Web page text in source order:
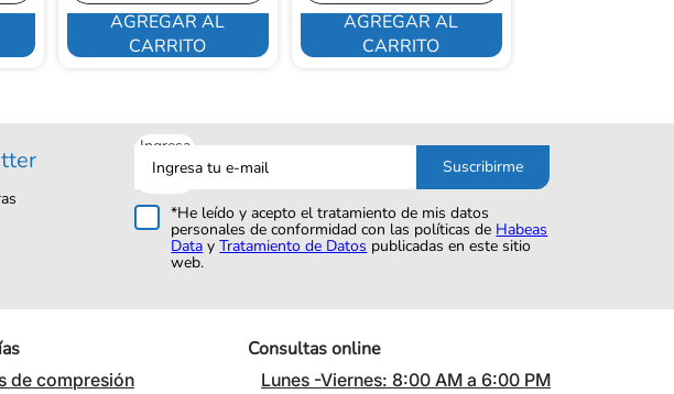
AGREGAR AL
CARRITO
AGREGAR AL
CARRITO
Ingresa
tu
correo
Suscribirme
*He leído y acepto el tratamiento de mis datos
personales de conformidad con las políticas de Habeas
Data yTratamiento de Datos publicadas en este sitio
web.
de compresión
Consultas online
Lunes -Viernes: 8:00 AM a 6:00 PM